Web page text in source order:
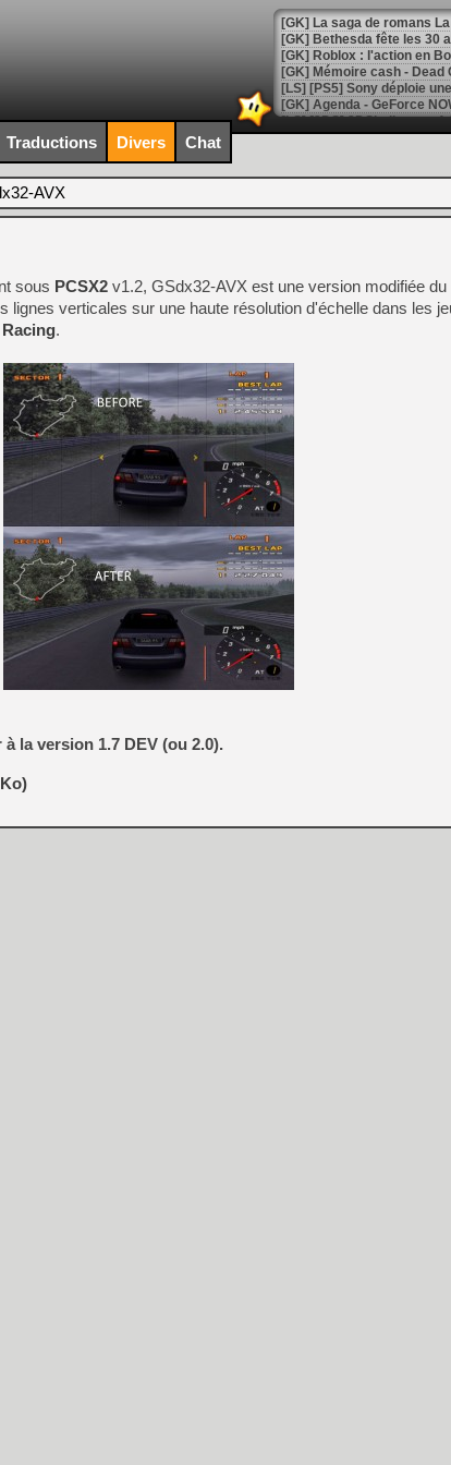
[GK] Bethesda fête les 30
[GK] Roblox : l'action en
[GK] Agenda - GeForce
[GK] Devolver Digital en a
[LS] [PS5] ps5-y2jb-
[GK] Pourquoi Marvel
[GK] Test : Restory : Chill
[GK] GTA 6 : Rockstar
[GK] Hot Wheels Infinite
[GK] Mémoire cash -
[GK] Résultats Nintendo :
[GK] Déjà des
[GK] Minecraft et ses «
[GK] Beast of
[GK] Ubisoft : fin de partie
[GK] Mémoire cash -
[GK] Dan Houser (GTA)
[GK] Comment EA Sports
[GK] Crimson Moon : un
[GK] Isle of Reveries : le
[GK] Moonlighter 2 : The
[GK] Capcom relance
[GK] Le beat'em up The
[GK] Endless Legend 2 :
[LS] [PS5] Le WebKit
[GK] Oubliez Crazy Taxi,
[LS] [Switch] NSZ 5.0.0
Traductions Divers Chat
AVX
sous PCSX2 v1.2, GSdx32-AVX est une version modifiée du
lignes verticales sur une haute résolution d'échelle dans les
.
la version 1.7 DEV (ou 2.0).